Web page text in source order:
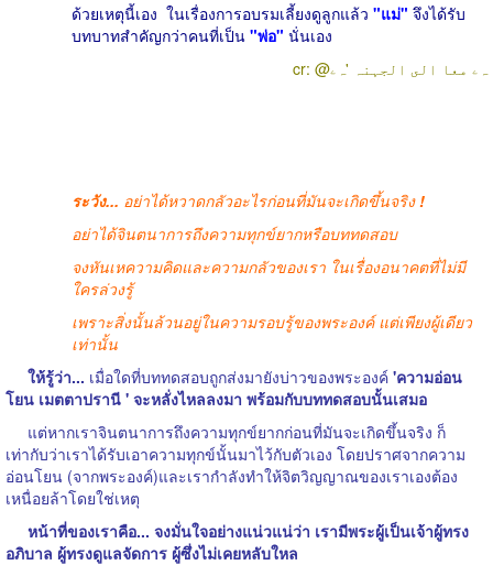
ด้วยเหตุนี้เอง ในเรื่องการอบรมเลี้ยงดูลูกแล้ว "แม่" จึงได้รับ
บทบาทสำคัญกว่าคนที่เป็น "พ่อ" นั่นเอง
cr: @ﮧۦ معا الى الجہنہ 'ﮧۦ
ระวัง... อย่าได้หวาดกลัวอะไรก่อนที่มันจะเกิดขึ้นจริง !
อย่าได้จินตนาการถึงความทุกข์ยากหรือบททดสอบ
จงหันเหความคิดและความกลัวของเรา ในเรื่องอนาคตที่ไม่มี
ใครล่วงรู้
เพราะสิ่งนั้นล้วนอยู่ในความรอบรู้ของพระองค์ แต่เพียงผู้เดียว
เท่านั้น
ให้รู้ว่า... เมื่อใดที่บททดสอบถูกส่งมายังบ่าวของพระองค์ 'ความอ่อน
โยน เมตตาปรานี ' จะหลั่งไหลลงมา พร้อมกับบททดสอบนั้นเสมอ
แต่หากเราจินตนาการถึงความทุกข์ยากก่อนที่มันจะเกิดขึ้นจริง ก็
เท่ากับว่าเราได้รับเอาความทุกข์นั้นมาไว้กับตัวเอง โดยปราศจากความ
อ่อนโยน (จากพระองค์)และเรากำลังทำให้จิตวิญญาณของเราเองต้อง
เหนื่อยล้าโดยใช่เหตุ
หน้าที่ของเราคือ... จงมั่นใจอย่างแน่วแน่ว่า เรามีพระผู้เป็นเจ้าผู้ทรง
อภิบาล ผู้ทรงดูแลจัดการ ผู้ซึ่งไม่เคยหลับใหล